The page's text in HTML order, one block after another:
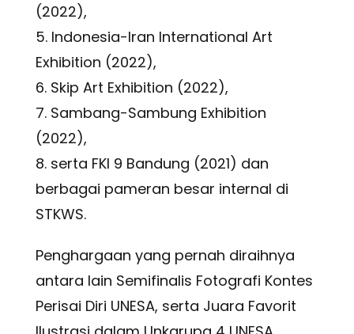
(2022),
5. Indonesia-Iran International Art
Exhibition (2022),
6. Skip Art Exhibition (2022),
7. Sambang-Sambung Exhibition
(2022),
8. serta FKI 9 Bandung (2021) dan
berbagai pameran besar internal di
STKWS.
Penghargaan yang pernah diraihnya
antara lain Semifinalis Fotografi Kontes
Perisai Diri UNESA, serta Juara Favorit